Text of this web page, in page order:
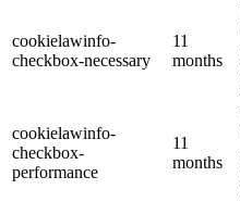
cookielawinfo-
checkbox-necessary
11
months
cookielawinfo-
checkbox-
performance
11
months